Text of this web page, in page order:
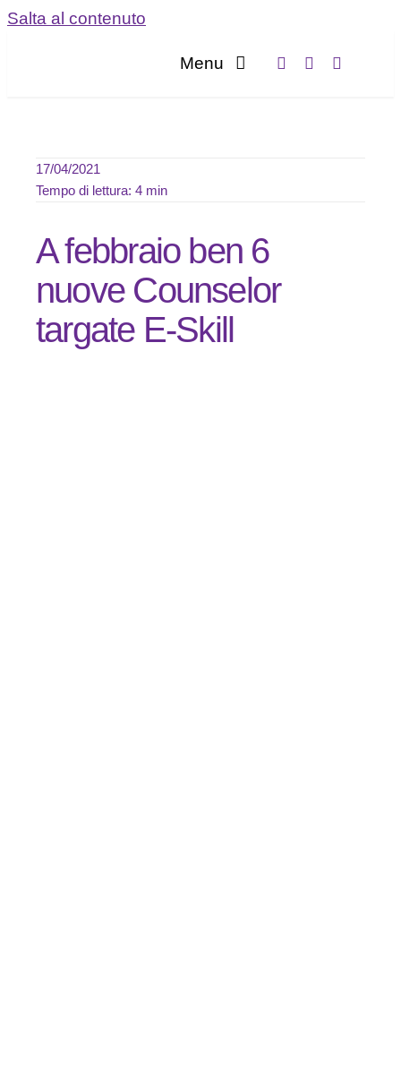
Salta al contenuto
Menu
17/04/2021
Tempo di lettura: 4 min
A febbraio ben 6
nuove Counselor
targate E-Skill